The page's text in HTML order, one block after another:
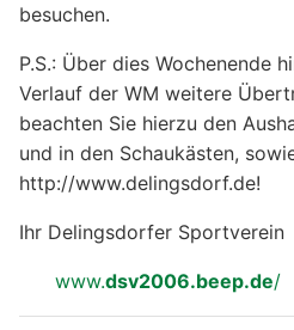
besuchen.
P.S.: Über dies Wochenende
Verlauf der WM weitere
beachten Sie hierzu den
und in den Schaukästen,
http://www.delingsdorf.de!
Ihr Delingsdorfer Sportverein
www.dsv2006.beep.de/